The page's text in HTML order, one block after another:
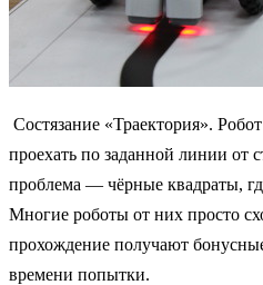
Состязание «Траектория». Робот
проехать по заданной линии от
проблема — чёрные квадраты,
Многие роботы от них просто
прохождение получают
времени попытки.